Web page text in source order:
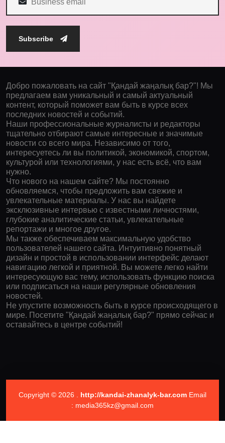
Subscribe
Добро пожаловать на сайт "Қандай жаңалық бар?"! Мы
предлагаем вам уникальный и самый актуальный
контент, который поможет вам быть в курсе всех
последних новостей и событий.
Наши профессиональные журналисты и редакторы
тщательно отбирают самые интересные и значимые
новости со всего мира. Независимо от того,
интересуетесь ли вы политикой, экономикой, спортом,
культурой или технологиями, у нас есть всё, что вам
нужно.
Что нового на нашем сайте? Мы постоянно
обновляемся, чтобы предложить вам свежие и
увлекательные материалы. У нас вы найдете
эксклюзивные интервью с известными личностями,
глубокие аналитические статьи, увлекательные
репортажи и многое другое.
Мы также обеспечиваем максимальную удобство
пользователей нашего сайта. Интуитивно понятный
дизайн и простой в использовании интерфейс делают
навигацию легкой и приятной. Вы можете легко найти
интересующую вас тему, использовать функцию поиска
или подписаться на наши регулярные обновления
новостей.
Не упустите возможность быть в курсе происходящего в
мире. Посетите "Қандай жаңалық бар?" прямо сейчас и
оставайтесь в центре событий!
Copyright © 2026 . http://kandai-zhanalyk-bar.com Email
: media365kz@gmail.com